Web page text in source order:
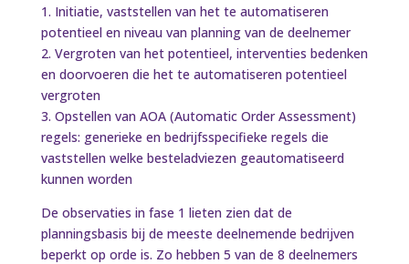
1. Initiatie, vaststellen van het te automatiseren
potentieel en niveau van planning van de deelnemer
2. Vergroten van het potentieel, interventies bedenken
en doorvoeren die het te automatiseren potentieel
vergroten
3. Opstellen van AOA (Automatic Order Assessment)
regels: generieke en bedrijfsspecifieke regels die
vaststellen welke besteladviezen geautomatiseerd
kunnen worden
De observaties in fase 1 lieten zien dat de
planningsbasis bij de meeste deelnemende bedrijven
beperkt op orde is. Zo hebben 5 van de 8 deelnemers